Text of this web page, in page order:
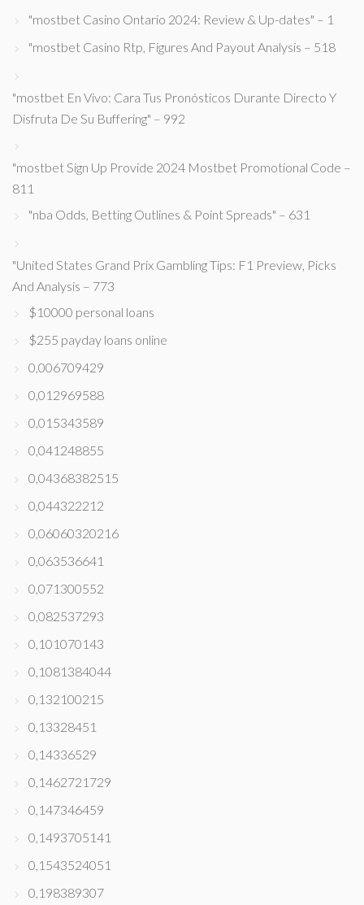
"mostbet Casino Ontario 2024: Review & Up-dates" – 1
"mostbet Casino Rtp, Figures And Payout Analysis – 518
"mostbet En Vivo: Cara Tus Pronósticos Durante Directo Y
Disfruta De Su Buffering" – 992
"mostbet Sign Up Provide 2024 Mostbet Promotional Code –
811
"nba Odds, Betting Outlines & Point Spreads" – 631
"United States Grand Prix Gambling Tips: F1 Preview, Picks
And Analysis – 773
$10000 personal loans
$255 payday loans online
0,006709429
0,012969588
0,015343589
0,041248855
0,04368382515
0,044322212
0,06060320216
0,063536641
0,071300552
0,082537293
0,101070143
0,1081384044
0,132100215
0,13328451
0,14336529
0,1462721729
0,147346459
0,1493705141
0,1543524051
0,198389307